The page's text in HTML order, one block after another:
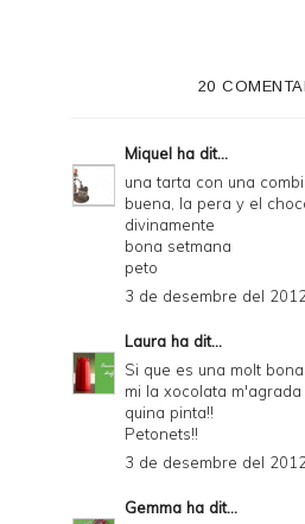
i
e
l
y
a
n
20
Miquel ha dit...
una tarta con una
buena, la pera y el
divinamente
bona setmana
peto
3 de desembre del
Laura ha dit...
Si que es una molt
mi la xocolata m'agrada
quina pinta!!
Petonets!!
3 de desembre del
Gemma ha dit...